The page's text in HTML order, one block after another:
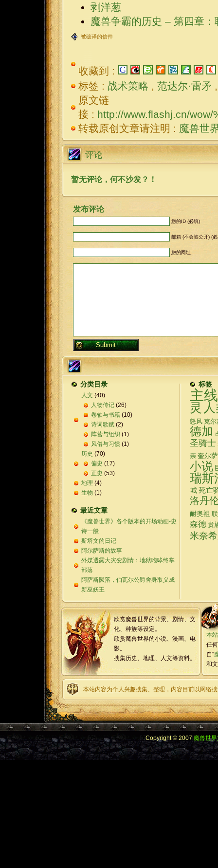
剥洋葱
魔兽争霸的历史 – 第四章：
被破译的信件
收藏到 :
标签 : 战术策略 , 范达尔·雷矛
原文链
接 : http://www.flashj.cn/
转载原创文章请注明 : 魔兽世
评论
暂无评论，何不沙发？！
发布评论
您的ID (必填)
邮箱 (不会被公开) (
您的网址
分类目录
人文 (40)
人物传记 (26)
卷轴与书籍 (10)
诗词歌赋 (2)
阵营与组织 (1)
风俗与习惯 (1)
历史 (70)
偏史 (17)
正史 (53)
地理 (4)
生物 (1)
最近文章
《魔兽世界》各个版本的开场动画-史
诗一般
斯塔文的日记
阿尔萨斯的故事
外媒透露大灾变剧情：地狱咆哮终掌
部落
阿萨斯陨落，伯瓦尔公爵舍身取义成
新巫妖王
标签
主
灵
怒风 克
德加
圣骑士
亲 奎尔
小说
瑞斯
城死亡
洛丹
耐奥祖
森德 贵
米奈
欣赏魔兽世界的背景、剧情、文
化、种族等设定。
欣赏魔兽世界的小说、漫画、电
影。
搜集历史、地理、人文等资料。
本站
任
自“
和
本站内容为个人兴趣搜集、整理，内容目前以网络
Copyright © 2007魔兽世